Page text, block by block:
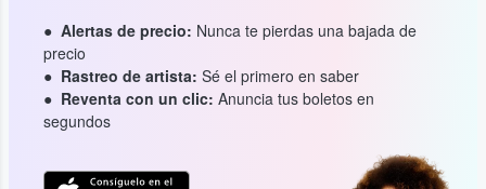
Alertas de precio: Nunca te pierdas una bajada de
precio
Rastreo de artista: Sé el primero en saber
Reventa con un clic: Anuncia tus boletos en
segundos